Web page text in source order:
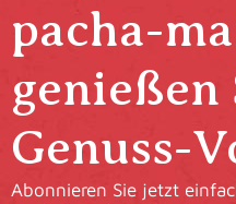
pacha-
genießen
Genuss-
Abonnieren Sie jetzt